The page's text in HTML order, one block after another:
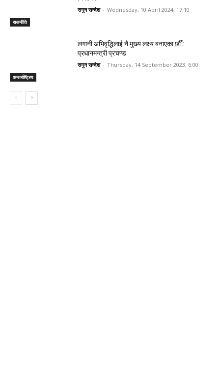
राजनीति
सगुन सन्देश - Wednesday, 10 April 2024, 17:10
अन्तर्राष्ट्रिय
लगानी अभिवृद्धिलाई नै मुख्य लक्ष्य बनाएका छौँ :
प्रधानमन्त्री प्रचण्ड
सगुन सन्देश - Thursday, 14 September 2023, 6:00